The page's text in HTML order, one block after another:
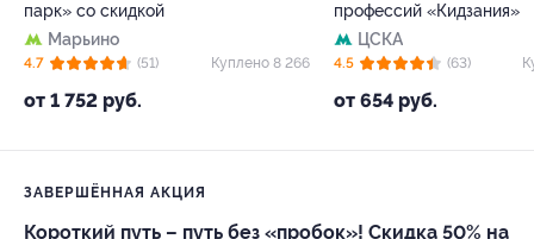
парк» со скидкой
Марьино
от 1 752 руб.
4.7 (51) Куплено 8 266
профессий «Кидзания»
ЦСКА
от 654 руб.
4.5 (63)
ЗАВЕРШЁННАЯ АКЦИЯ
Короткий путь – путь без «пробок»! Скидка 50% на